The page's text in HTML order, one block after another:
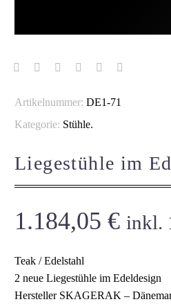
Artikelnummer: DE1-71
Kategorie: Stühle.
Liegestühle im
1.184,05 € inkl.
Teak / Edelstahl
2 neue Liegestühle im Edeldesign
Hersteller SKAGERAK –